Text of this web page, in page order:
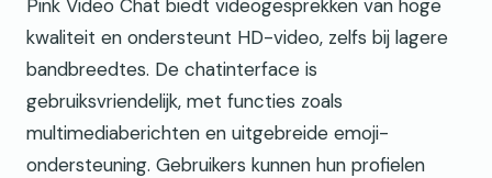
Pink Video Chat biedt videogesprekken van hoge
kwaliteit en ondersteunt HD-video, zelfs bij lagere
bandbreedtes. De chatinterface is
gebruiksvriendelijk, met functies zoals
multimediaberichten en uitgebreide emoji-
ondersteuning. Gebruikers kunnen hun profielen